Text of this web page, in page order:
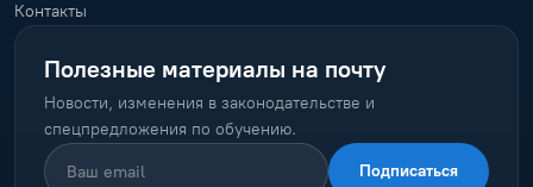
Контакты
Полезные материалы на почту
Новости, изменения в законодательстве и
спецпредложения по обучению.
Подписаться